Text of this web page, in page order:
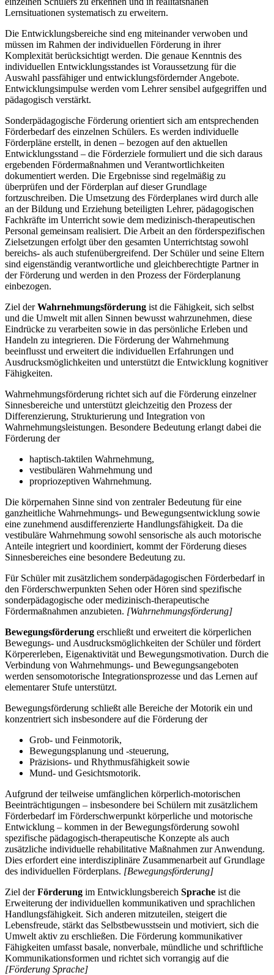
Lernsituationen systematisch zu erweitern.
Die Entwicklungsbereiche sind eng miteinander verwoben und
müssen im Rahmen der individuellen Förderung in ihrer
Komplexität berücksichtigt werden. Die genaue Kenntnis des
individuellen Entwicklungsstandes ist Voraussetzung für die
Auswahl passfähiger und entwicklungsfördernder Angebote.
Entwicklungsimpulse werden vom Lehrer sensibel aufgegriffen und
pädagogisch verstärkt.
Sonderpädagogische Förderung orientiert sich am entsprechenden
Förderbedarf des einzelnen Schülers. Es werden individuelle
Förderpläne erstellt, in denen – bezogen auf den aktuellen
Entwicklungsstand – die Förderziele formuliert und die sich daraus
ergebenden Fördermaßnahmen und Verantwortlichkeiten
dokumentiert werden. Die Ergebnisse sind regelmäßig zu
überprüfen und der Förderplan auf dieser Grundlage
fortzuschreiben. Die Umsetzung des Förderplanes wird durch alle
an der Bildung und Erziehung beteiligten Lehrer, pädagogischen
Fachkräfte im Unterricht sowie dem medizinisch-therapeutischen
Personal gemeinsam realisiert. Die Arbeit an den förderspezifischen
Zielsetzungen erfolgt über den gesamten Unterrichtstag sowohl
bereichs- als auch stufenübergreifend. Der Schüler und seine Eltern
sind eigenständig verantwortliche und gleichberechtigte Partner in
der Förderung und werden in den Prozess der Förderplanung
einbezogen.
Ziel derWahrnehmungsförderung ist die Fähigkeit, sich selbst
und die Umwelt mit allen Sinnen bewusst wahrzunehmen, diese
Eindrücke zu verarbeiten sowie in das persönliche Erleben und
Handeln zu integrieren. Die Förderung der Wahrnehmung
beeinflusst und erweitert die individuellen Erfahrungen und
Ausdrucksmöglichkeiten und unterstützt die Entwicklung kognitiver
Fähigkeiten.
Wahrnehmungsförderung richtet sich auf die Förderung einzelner
Sinnesbereiche und unterstützt gleichzeitig den Prozess der
Differenzierung, Strukturierung und Integration von
Wahrnehmungsleistungen. Besondere Bedeutung erlangt dabei die
Förderung der
haptisch-taktilen Wahrnehmung,
vestibulären Wahrnehmung und
propriozeptiven Wahrnehmung.
Die körpernahen Sinne sind von zentraler Bedeutung für eine
ganzheitliche Wahrnehmungs- und Bewegungsentwicklung sowie
eine zunehmend ausdifferenzierte Handlungsfähigkeit. Da die
vestibuläre Wahrnehmung sowohl sensorische als auch motorische
Anteile integriert und koordiniert, kommt der Förderung dieses
Sinnesbereiches eine besondere Bedeutung zu.
Für Schüler mit zusätzlichem sonderpädagogischen Förderbedarf in
den Förderschwerpunkten Sehen oder Hören sind spezifische
sonderpädagogische oder medizinisch-therapeutische
Fördermaßnahmen anzubieten. [Wahrnehmungsförderung]
Bewegungsförderung erschließt und erweitert die körperlichen
Bewegungs- und Ausdrucksmöglichkeiten der Schüler und fördert
Körpererleben, Eigenaktivität und Bewegungsmotivation. Durch die
Verbindung von Wahrnehmungs- und Bewegungsangeboten
werden sensomotorische Integrationsprozesse und das Lernen auf
elementarer Stufe unterstützt.
Bewegungsförderung schließt alle Bereiche der Motorik ein und
konzentriert sich insbesondere auf die Förderung der
Grob- und Feinmotorik,
Bewegungsplanung und -steuerung,
Präzisions- und Rhythmusfähigkeit sowie
Mund- und Gesichtsmotorik.
Aufgrund der teilweise umfänglichen körperlich-motorischen
Beeinträchtigungen – insbesondere bei Schülern mit zusätzlichem
Förderbedarf im Förderschwerpunkt körperliche und motorische
Entwicklung – kommen in der Bewegungsförderung sowohl
spezifische pädagogisch-therapeutische Konzepte als auch
zusätzliche individuelle rehabilitative Maßnahmen zur Anwendung.
Dies erfordert eine interdisziplinäre Zusammenarbeit auf Grundlage
des individuellen Förderplans. [Bewegungsförderung]
Ziel derFörderung im Entwicklungsbereich Sprache ist die
Erweiterung der individuellen kommunikativen und sprachlichen
Handlungsfähigkeit. Sich anderen mitzuteilen, steigert die
Lebensfreude, stärkt das Selbstbewusstsein und motiviert, sich die
Umwelt aktiv zu erschließen. Die Förderung kommunikativer
Fähigkeiten umfasst basale, nonverbale, mündliche und schriftliche
Kommunikationsformen und richtet sich vorrangig auf die
[Förderung Sprache]